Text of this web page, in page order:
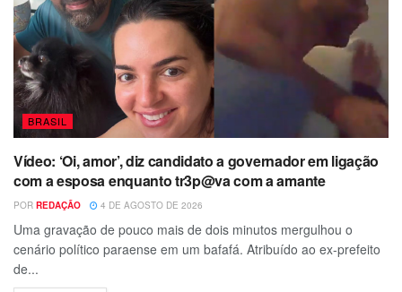
BRASIL
Vídeo: ‘Oi, amor’, diz candidato a governador em ligação
com a esposa enquanto tr3p@va com a amante
POR REDAÇÃO 4 DE AGOSTO DE 2026
Uma gravação de pouco mais de dois minutos mergulhou o
cenário político paraense em um bafafá. Atribuído ao ex-prefeito
de...